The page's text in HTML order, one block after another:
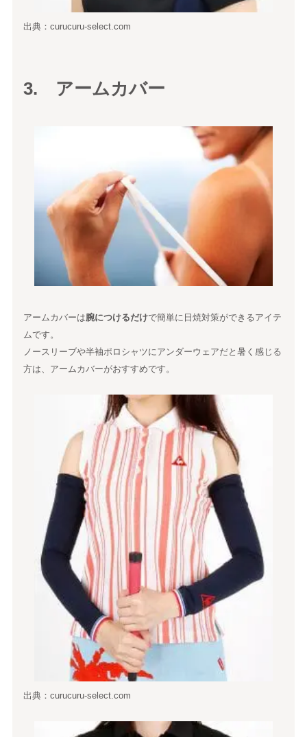
出典：curucuru-select.com
3. アームカバー
アームカバーは腕につけるだけで簡単に日焼対策ができるアイテ
ムです。
ノースリーブや半袖ポロシャツにアンダーウェアだと暑く感じる
方は、アームカバーがおすすめです。
出典：curucuru-select.com